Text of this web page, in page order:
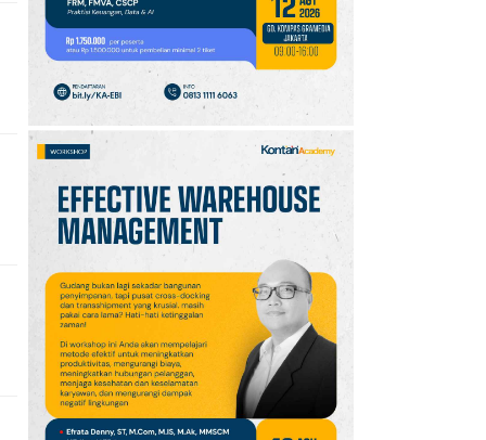
10 Sejarah Hari
Keantariksaan Nasional
Setiap 6 Agustus dan
Cara Merayakannya